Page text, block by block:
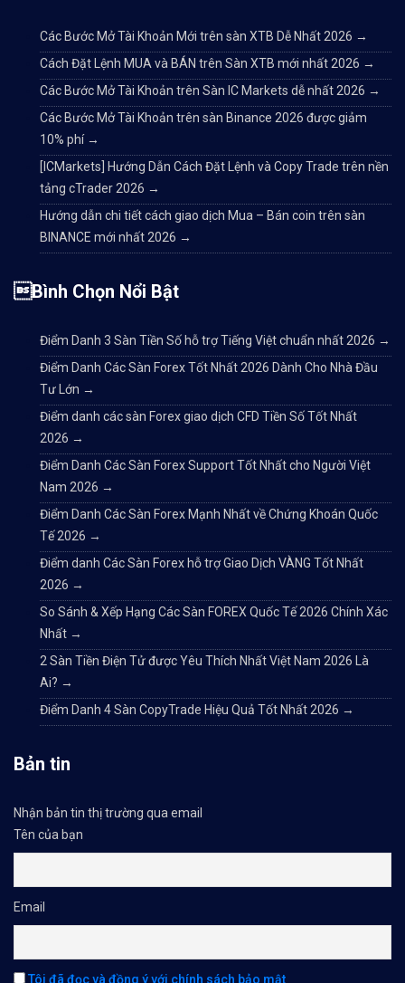
Các Bước Mở Tài Khoản Mới trên sàn XTB Dễ Nhất 2026 →
Cách Đặt Lệnh MUA và BÁN trên Sàn XTB mới nhất 2026 →
Các Bước Mở Tài Khoản trên Sàn IC Markets dễ nhất 2026 →
Các Bước Mở Tài Khoản trên sàn Binance 2026 được giảm
10% phí →
[ICMarkets] Hướng Dẫn Cách Đặt Lệnh và Copy Trade trên nền
tảng cTrader 2026 →
Hướng dẫn chi tiết cách giao dịch Mua – Bán coin trên sàn
BINANCE mới nhất 2026 →
Bình Chọn Nổi Bật
Điểm Danh 3 Sàn Tiền Số hỗ trợ Tiếng Việt chuẩn nhất 2026 →
Điểm Danh Các Sàn Forex Tốt Nhất 2026 Dành Cho Nhà Đầu
Tư Lớn →
Điểm danh các sàn Forex giao dịch CFD Tiền Số Tốt Nhất
2026 →
Điểm Danh Các Sàn Forex Support Tốt Nhất cho Người Việt
Nam 2026 →
Điểm Danh Các Sàn Forex Mạnh Nhất về Chứng Khoán Quốc
Tế 2026 →
Điểm danh Các Sàn Forex hỗ trợ Giao Dịch VÀNG Tốt Nhất
2026 →
So Sánh & Xếp Hạng Các Sàn FOREX Quốc Tế 2026 Chính Xác
Nhất →
2 Sàn Tiền Điện Tử được Yêu Thích Nhất Việt Nam 2026 Là
Ai? →
Điểm Danh 4 Sàn CopyTrade Hiệu Quả Tốt Nhất 2026 →
Bản tin
Nhận bản tin thị trường qua email
Tên của bạn
Email
Tôi đã đọc và đồng ý với chính sách bảo mật